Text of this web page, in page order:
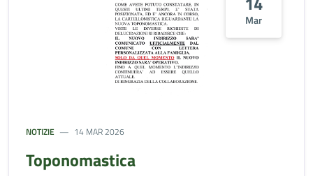
Mar
NOTIZIE 14 MAR 2026
Toponomastica